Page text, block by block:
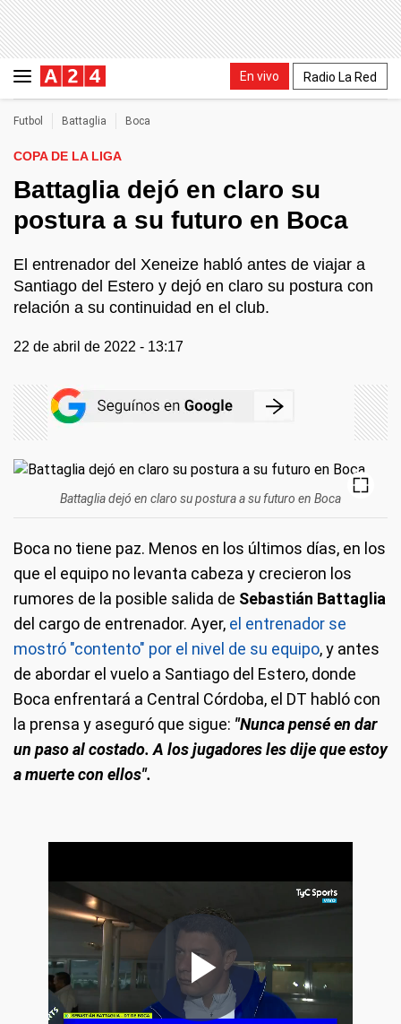
En vivo Radio La Red
Futbol Battaglia Boca
COPA DE LA LIGA
Battaglia dejó en claro su
postura a su futuro en Boca
El entrenador del Xeneize habló antes de viajar a
Santiago del Estero y dejó en claro su postura con
relación a su continuidad en el club.
22 de abril de 2022 - 13:17
Battaglia dejó en claro su postura a su futuro en Boca
Boca no tiene paz. Menos en los últimos días, en los
que el equipo no levanta cabeza y crecieron los
rumores de la posible salida de Sebastián Battaglia
del cargo de entrenador. Ayer, el entrenador se
mostró "contento" por el nivel de su equipo, y antes
de abordar el vuelo a Santiago del Estero, donde
Boca enfrentará a Central Córdoba, el DT habló con
la prensa y aseguró que sigue: "Nunca pensé en dar
un paso al costado.A los jugadores les dije que estoy
a muerte con ellos".